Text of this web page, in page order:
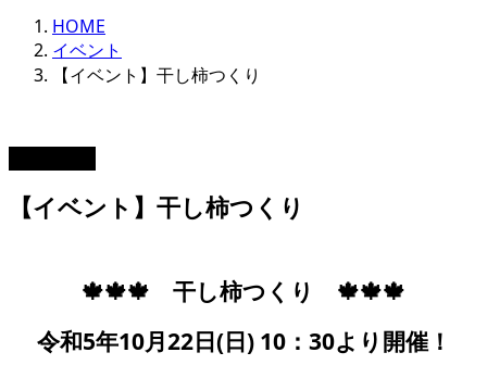
HOME
イベント
【イベント】干し柿つくり
【イベント】干し柿つくり
🍁🍁🍁 干し柿つくり 🍁🍁🍁
令和5年10月22日(日) 10：30より開催！